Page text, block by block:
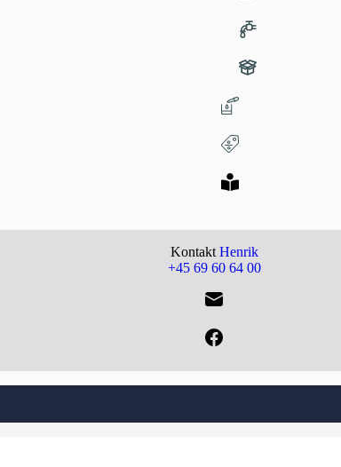
Kontakt Henrik
+45 69 60 64 00